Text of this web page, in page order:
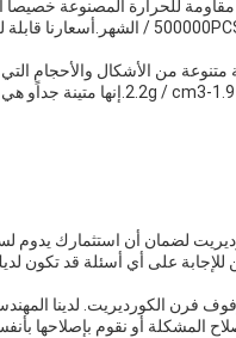
من الأشكال والأحجام
لضمان أن استثمارك يدوم
للإجابة على أي أسئلة قد
فرن الكورديريت. لدينا
المشكلة أو نقوم بإصلاحها